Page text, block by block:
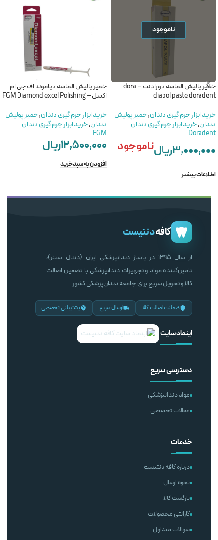
ناموجود
خمیر پالیش الماسه دورادنت – dora
diapol paste doradent
خرید ابزار جرم گیری دندان,خمیر پولیش
دندان,خرید ابزار جرم گیری دندان
Doradent
۳,۰۰۰,۰۰۰ریالناموجود
اطلاعات بیشتر
خمیر پالیش الماسه دیاموند اف جی ام
اکسل – FGM Diamond excel Polishing
خرید ابزار جرم گیری دندان,خمیر پولیش
دندان,خرید ابزار جرم گیری دندان
FGM
۱۲,۵۰۰,۰۰۰ریال
افزودن به سبد خرید
کافهدنتیست
از سال ۱۳۹۵ در پاساژ دندانپزشکی ایران (دنتال سنتر)،
تامین‌کننده مواد و تجهیزات دندانپزشکی با تضمین اصالت
کالا و تحویل سریع برای جامعه دندان‌پزشکی کشور.
ضمانت اصالت کالا ارسال سریع پشتیبانی تخصصی
اینماد سایت
دسترسی سریع
مواد دندانپزشکی
مقالات تخصصی
خدمات
درباره کافه دنتیست
نحوه ارسال
بازگشت کالا
گارانتی محصولات
سوالات متداول